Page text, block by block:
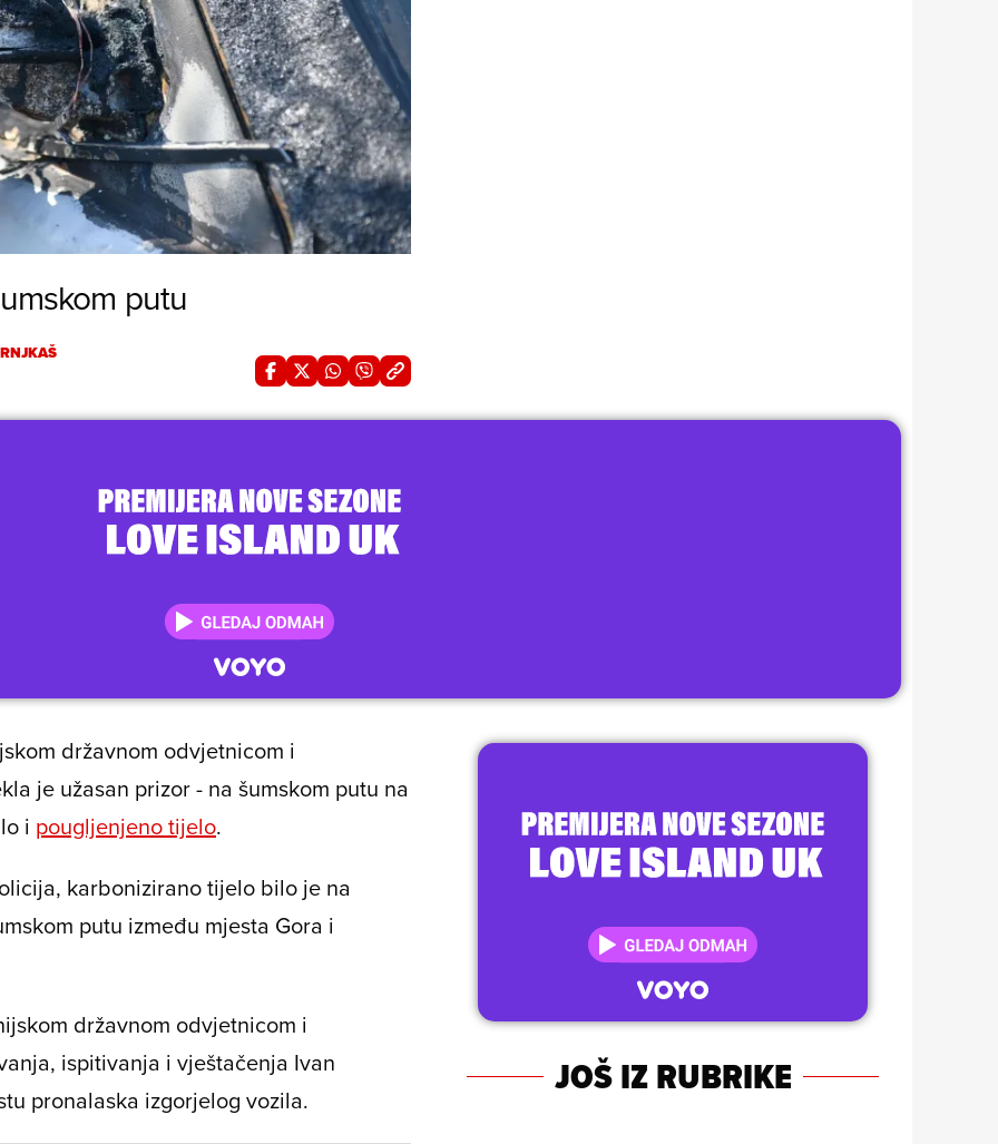
putu
državnom odvjetnicom i
je užasan prizor - na šumskom putu na
i pougljenjeno tijelo.
karbonizirano tijelo bilo je na
putu između mjesta Gora i
državnom odvjetnicom i
ispitivanja i vještačenja Ivan
pronalaska izgorjelog vozila.
JOŠ IZ RUBRIKE